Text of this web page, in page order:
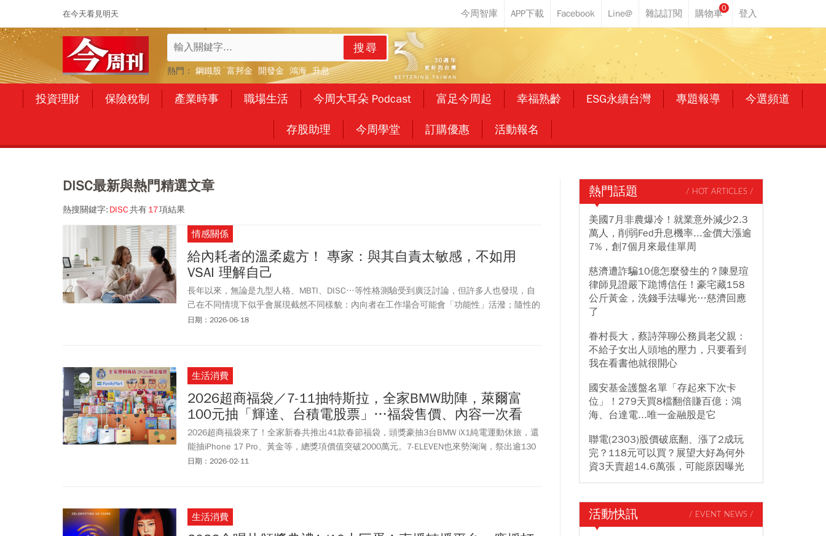
在今天看見明天
0
搜尋
熱門： 鋼鐵股 富邦金 開發金 鴻海 升息
投資理財 保險稅制 產業時事 職場生活 今周大耳朵 Podcast 富足今周起 幸福熟齡 ESG永續台灣 專題報導 今選頻道
存股助理 今周學堂 訂購優惠 活動報名
DISC最新與熱門精選文章
熱搜關鍵字: DISC共有17項結果
情感關係
給內耗者的溫柔處方！ 專家：與其自責太敏感，不如用
VSAI 理解自己
長年以來，無論是九型人格、MBTI、DISC…等性格測驗受到廣泛討論，但許多人也發現，自
己在不同情境下似乎會展現截然不同樣貌：內向者在工作場合可能會「功能性」活潑；隨性的
人有時做起事來卻比誰都還要充滿規劃性。東海大學博雅書院思維管理導師許恆嘉在《放心，
日期：2026-06-18
生活消費
2026超商福袋／7-11抽特斯拉，全家BMW助陣，萊爾富
100元抽「輝達、台積電股票」…福袋售價、內容一次看
2026超商福袋來了！全家新春共推出41款春節福袋，頭獎豪抽3台BMW iX1純電運動休旅，還
能抽iPhone 17 Pro、黃金等，總獎項價值突破2000萬元。7-ELEVEN也來勢洶洶，祭出逾130
款福袋、歡樂包，與DINOTAENG、貓貓蟲咖波、KITTY、KUROMI、SNOOPY、奇奇蒂蒂、迪士
福袋內容一次看！
日期：2026-02-11
生活消費
熱門話題 / HOT ARTICLES /
美國7月非農爆冷！就業意外減少2.3
萬人，削弱Fed升息機率...金價大漲逾
7%，創7個月來最佳單周
慈濟遭詐騙10億怎麼發生的？陳昱瑄
律師見證嚴下跪博信任！豪宅藏158
公斤黃金，洗錢手法曝光…慈濟回應
了
眷村長大，蔡詩萍聊公務員老父親：
不給子女出人頭地的壓力，只要看到
我在看書他就很開心
國安基金護盤名單「存起來下次卡
位」！279天買8檔翻倍賺百億：鴻
海、台達電...唯一金融股是它
聯電(2303)股價破底翻、漲了2成玩
完？118元可以買？展望大好為何外
資3天賣超14.6萬張，可能原因曝光
活動快訊 / EVENT NEWS /